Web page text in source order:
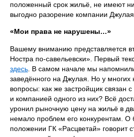
положенный срок жильё, не имеют
выгодно разорение компании
«Мои права не нарушены…»
Вашему вниманию представляется
Ностра по‑савельевски». Первый
здесь . В самом начале мы
заведённого на Джулая. Но у многих
вопросы: как же застройщик связан
и компанией одного из них? Всё
уронил рыночную цену на жильё в
немало проблем его конкурентам. О
положении ГК «Расцветай» говорит